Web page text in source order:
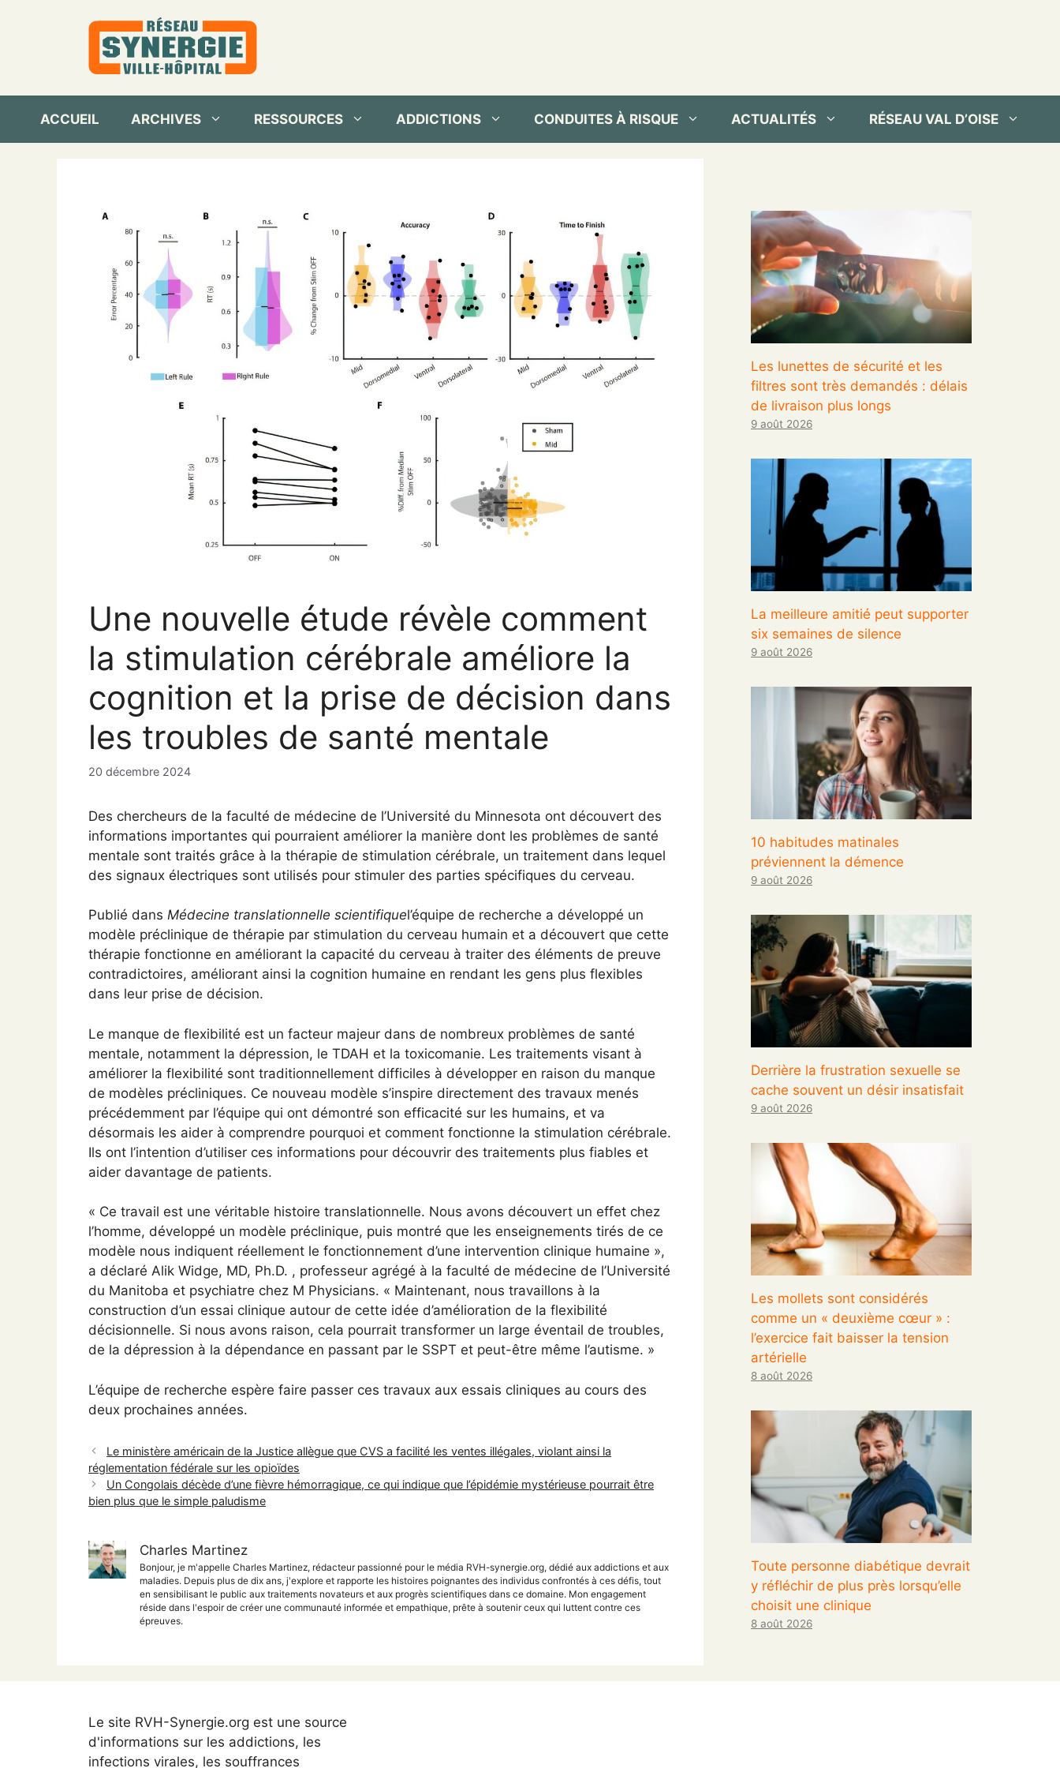
ACCUEIL ARCHIVES RESSOURCES ADDICTIONS CONDUITES À RISQUE ACTUALITÉS RÉSEAU VAL D’OISE
Une nouvelle étude révèle comment
la stimulation cérébrale améliore la
cognition et la prise de décision dans
les troubles de santé mentale
20 décembre 2024
Des chercheurs de la faculté de médecine de l’Université du Minnesota ont découvert des
informations importantes qui pourraient améliorer la manière dont les problèmes de santé
mentale sont traités grâce à la thérapie de stimulation cérébrale, un traitement dans lequel
des signaux électriques sont utilisés pour stimuler des parties spécifiques du cerveau.
Publié dans Médecine translationnelle scientifiquel’équipe de recherche a développé un
modèle préclinique de thérapie par stimulation du cerveau humain et a découvert que cette
thérapie fonctionne en améliorant la capacité du cerveau à traiter des éléments de preuve
contradictoires, améliorant ainsi la cognition humaine en rendant les gens plus flexibles
dans leur prise de décision.
Le manque de flexibilité est un facteur majeur dans de nombreux problèmes de santé
mentale, notamment la dépression, le TDAH et la toxicomanie. Les traitements visant à
améliorer la flexibilité sont traditionnellement difficiles à développer en raison du manque
de modèles précliniques. Ce nouveau modèle s’inspire directement des travaux menés
précédemment par l’équipe qui ont démontré son efficacité sur les humains, et va
désormais les aider à comprendre pourquoi et comment fonctionne la stimulation cérébrale.
Ils ont l’intention d’utiliser ces informations pour découvrir des traitements plus fiables et
aider davantage de patients.
« Ce travail est une véritable histoire translationnelle. Nous avons découvert un effet chez
l’homme, développé un modèle préclinique, puis montré que les enseignements tirés de ce
modèle nous indiquent réellement le fonctionnement d’une intervention clinique humaine »,
a déclaré Alik Widge, MD, Ph.D. , professeur agrégé à la faculté de médecine de l’Université
du Manitoba et psychiatre chez M Physicians. « Maintenant, nous travaillons à la
construction d’un essai clinique autour de cette idée d’amélioration de la flexibilité
décisionnelle. Si nous avons raison, cela pourrait transformer un large éventail de troubles,
de la dépression à la dépendance en passant par le SSPT et peut-être même l’autisme. »
L’équipe de recherche espère faire passer ces travaux aux essais cliniques au cours des
deux prochaines années.
Le ministère américain de la Justice allègue que CVS a facilité les ventes illégales, violant ainsi la
réglementation fédérale sur les opioïdes
Un Congolais décède d’une fièvre hémorragique, ce qui indique que l’épidémie mystérieuse pourrait être
bien plus que le simple paludisme
Charles Martinez
Bonjour, je m'appelle Charles Martinez, rédacteur passionné pour le média RVH-synergie.org, dédié aux addictions et aux
maladies. Depuis plus de dix ans, j'explore et rapporte les histoires poignantes des individus confrontés à ces défis, tout
en sensibilisant le public aux traitements novateurs et aux progrès scientifiques dans ce domaine. Mon engagement
réside dans l'espoir de créer une communauté informée et empathique, prête à soutenir ceux qui luttent contre ces
épreuves.
Les lunettes de sécurité et les
filtres sont très demandés : délais
de livraison plus longs
9 août 2026
La meilleure amitié peut supporter
six semaines de silence
9 août 2026
10 habitudes matinales
préviennent la démence
9 août 2026
Derrière la frustration sexuelle se
cache souvent un désir insatisfait
9 août 2026
Les mollets sont considérés
comme un « deuxième cœur » :
l’exercice fait baisser la tension
artérielle
8 août 2026
Toute personne diabétique devrait
y réfléchir de plus près lorsqu’elle
choisit une clinique
8 août 2026
Le site RVH-Synergie.org est une source
d'informations sur les addictions, les
infections virales, les souffrances